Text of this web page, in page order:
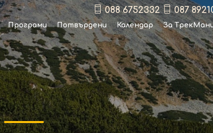
088 6752332 087
Програми Потвърдени Календар За